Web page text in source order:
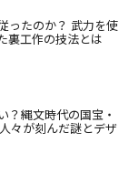
ったのか？ 武力を使
裏工作の技法とは
？縄文時代の国宝・
々が刻んだ謎とデザ